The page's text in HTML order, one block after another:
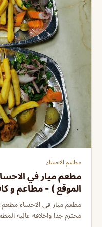
مطاعم الاحساء
مطعم ميار في
الموقع ) - مطاعم و
مطعم ميار في الاحساء
محترم جدا واخلاقه عاليه